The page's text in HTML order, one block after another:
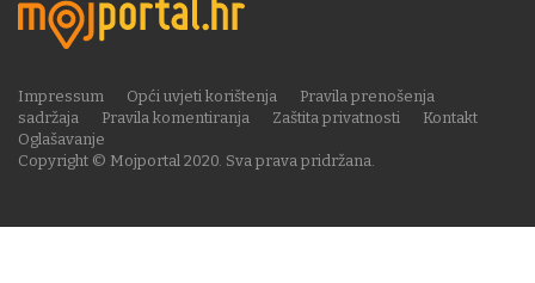
Copyright © Mojportal 2020. Sva prava pridržana.
Impressum Opći uvjeti korištenja
Pravila prenošenja
sadržaja
Pravila komentiranja Zaštita privatnosti
Kontakt
Oglašavanje